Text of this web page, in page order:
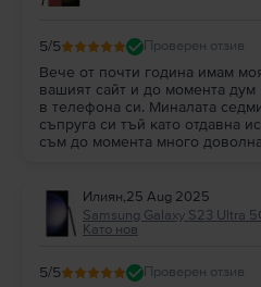
5/5 Проверен отзив
Вече от почти година имам
вашият сайт и до момента
в телефона си. Миналата
съпруга си тъй като отдавна
съм до момента много
Илиян,25 Aug 2025
Samsung Galaxy S23 Ultra
Като нов
5/5 Проверен отзив